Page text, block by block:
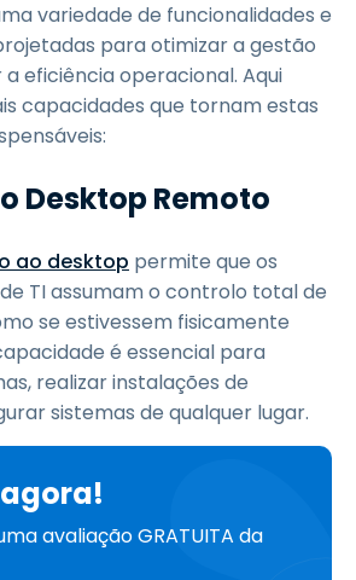
variedade de funcionalidades e
para otimizar a gestão
eficiência operacional. Aqui
capacidades que tornam estas
Desktop Remoto
ao desktop permite que os
TI assumam o controlo total de
se estivessem fisicamente
é essencial para
realizar instalações de
sistemas de qualquer lugar.
avaliação GRATUITA da